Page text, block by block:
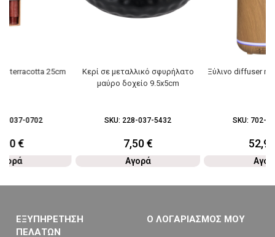
terracotta 25cm
037-0702
€
Κερί σε μεταλλικό σφυρήλατο
μαύρο δοχείο 9.5x5cm
SKU: 228-037-5432
7,50€
Αγορά
Ξύλινο diffuser
SKU: 702-
ΕΞΥΠΗΡΕΤΗΣΗ
ΠΕΛΑΤΩΝ
Ο ΛΟΓΑΡΙΑΣΜΟΣ ΜΟΥ